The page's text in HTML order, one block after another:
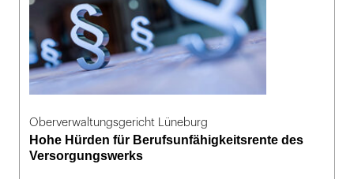
Oberverwaltungsgericht Lüneburg
Hohe Hürden für Berufsunfähigkeitsrente des
Versorgungswerks